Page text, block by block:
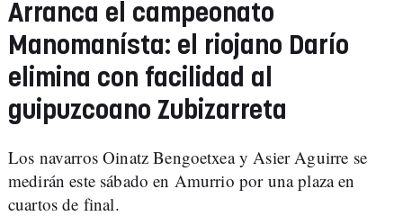
Arranca el campeonato
Manomanísta: el riojano Darío
elimina con facilidad al
guipuzcoano Zubizarreta
Los navarros Oinatz Bengoetxea y Asier Aguirre se
medirán este sábado en Amurrio por una plaza en
cuartos de final.